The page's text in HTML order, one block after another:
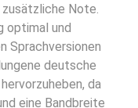
Note.
optimal und
Sprachversionen
deutsche
da
eine Bandbreite